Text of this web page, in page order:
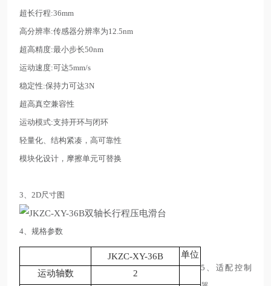
超长行程:36mm
高分辨率:传感器分辨率为12.5nm
超高精度:最小步长50nm
运动速度:可达5mm/s
稳定性:保持力可达3N
超高真空兼容性
运动模式:支持开环与闭环
轻量化、结构紧凑，高可靠性
模块化设计，摩擦单元可替换
3、2D尺寸图
4、规格参数
JKZC-XY-36B
单位
运动轴数
2
5、适配控制